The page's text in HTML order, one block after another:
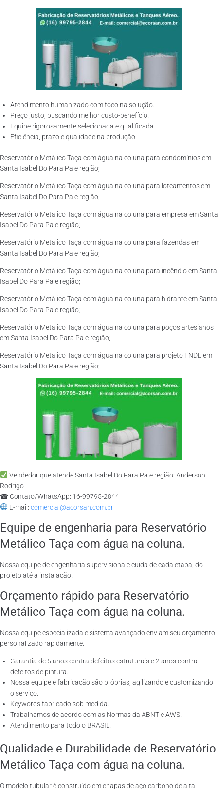
Atendimento humanizado com foco na solução.
Preço justo, buscando melhor custo-benefício.
Equipe rigorosamente selecionada e qualificada.
Eficiência, prazo e qualidade na produção.
Reservatório Metálico Taça com água na coluna para condomínios em
Santa Isabel Do Para Pa e região;
Reservatório Metálico Taça com água na coluna para loteamentos em
Santa Isabel Do Para Pa e região;
Reservatório Metálico Taça com água na coluna para empresa em Santa
Isabel Do Para Pa e região;
Reservatório Metálico Taça com água na coluna para fazendas em
Santa Isabel Do Para Pa e região;
Reservatório Metálico Taça com água na coluna para incêndio em Santa
Isabel Do Para Pa e região;
Reservatório Metálico Taça com água na coluna para hidrante em Santa
Isabel Do Para Pa e região;
Reservatório Metálico Taça com água na coluna para poços artesianos
em Santa Isabel Do Para Pa e região;
Reservatório Metálico Taça com água na coluna para projeto FNDE em
Santa Isabel Do Para Pa e região;
Vendedor que atende Santa Isabel Do Para Pa e região: Anderson
Rodrigo
☎ Contato/WhatsApp: 16-99795-2844
E-mail: comercial@acorsan.com.br
Equipe de engenharia para Reservatório
Metálico Taça com água na coluna.
Nossa equipe de engenharia supervisiona e cuida de cada etapa, do
projeto até a instalação.
Orçamento rápido para Reservatório
Metálico Taça com água na coluna.
Nossa equipe especializada e sistema avançado enviam seu orçamento
personalizado rapidamente.
Garantia de 5 anos contra defeitos estruturais e 2 anos contra
defeitos de pintura.
Nossa equipe e fabricação são próprias, agilizando e customizando
o serviço.
Keywords fabricado sob medida.
Trabalhamos de acordo com as Normas da ABNT e AWS.
Atendimento para todo o BRASIL.
Qualidade e Durabilidade de Reservatório
Metálico Taça com água na coluna.
O modelo tubular é construído em chapas de aço carbono de alta